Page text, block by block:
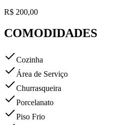
R$ 200,00
COMODIDADES
Cozinha
Área de Serviço
Churrasqueira
Porcelanato
Piso Frio